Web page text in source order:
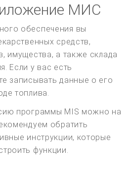
МИС
обеспечения вы
средств,
имущества, а также склада
Если у вас есть
записывать данные о его
топлива.
программы MIS можно на
обратить
инструкции, которые
функции.